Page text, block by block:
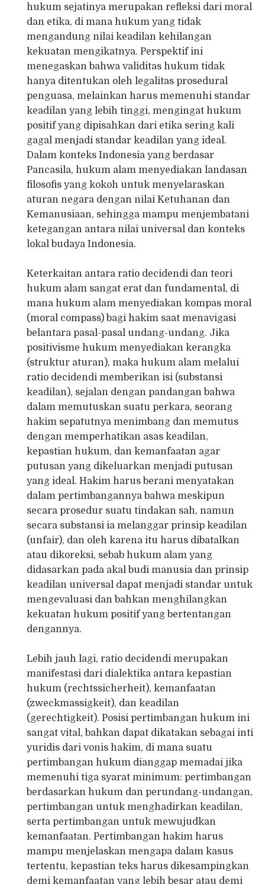
hukum sejatinya merupakan refleksi dari moral
dan etika, di mana hukum yang tidak
mengandung nilai keadilan kehilangan
kekuatan mengikatnya. Perspektif ini
menegaskan bahwa validitas hukum tidak
hanya ditentukan oleh legalitas prosedural
penguasa, melainkan harus memenuhi standar
keadilan yang lebih tinggi, mengingat hukum
positif yang dipisahkan dari etika sering kali
gagal menjadi standar keadilan yang ideal.
Dalam konteks Indonesia yang berdasar
Pancasila, hukum alam menyediakan landasan
filosofis yang kokoh untuk menyelaraskan
aturan negara dengan nilai Ketuhanan dan
Kemanusiaan, sehingga mampu menjembatani
ketegangan antara nilai universal dan konteks
lokal budaya Indonesia.
Keterkaitan antara ratio decidendi dan teori
hukum alam sangat erat dan fundamental, di
mana hukum alam menyediakan kompas moral
(moral compass) bagi hakim saat menavigasi
belantara pasal-pasal undang-undang. Jika
positivisme hukum menyediakan kerangka
(struktur aturan), maka hukum alam melalui
ratio decidendi memberikan isi (substansi
keadilan), sejalan dengan pandangan bahwa
dalam memutuskan suatu perkara, seorang
hakim sepatutnya menimbang dan memutus
dengan memperhatikan asas keadilan,
kepastian hukum, dan kemanfaatan agar
putusan yang dikeluarkan menjadi putusan
yang ideal. Hakim harus berani menyatakan
dalam pertimbangannya bahwa meskipun
secara prosedur suatu tindakan sah, namun
secara substansi ia melanggar prinsip keadilan
(unfair), dan oleh karena itu harus dibatalkan
atau dikoreksi, sebab hukum alam yang
didasarkan pada akal budi manusia dan prinsip
keadilan universal dapat menjadi standar untuk
mengevaluasi dan bahkan menghilangkan
kekuatan hukum positif yang bertentangan
dengannya.
Lebih jauh lagi, ratio decidendi merupakan
manifestasi dari dialektika antara kepastian
hukum (rechtssicherheit), kemanfaatan
(zweckmassigkeit), dan keadilan
(gerechtigkeit). Posisi pertimbangan hukum ini
sangat vital, bahkan dapat dikatakan sebagai inti
yuridis dari vonis hakim, di mana suatu
pertimbangan hukum dianggap memadai jika
memenuhi tiga syarat minimum: pertimbangan
berdasarkan hukum dan perundang-undangan,
pertimbangan untuk menghadirkan keadilan,
serta pertimbangan untuk mewujudkan
kemanfaatan. Pertimbangan hakim harus
mampu menjelaskan mengapa dalam kasus
tertentu, kepastian teks harus dikesampingkan
demi kemanfaatan yang lebih besar atau demi